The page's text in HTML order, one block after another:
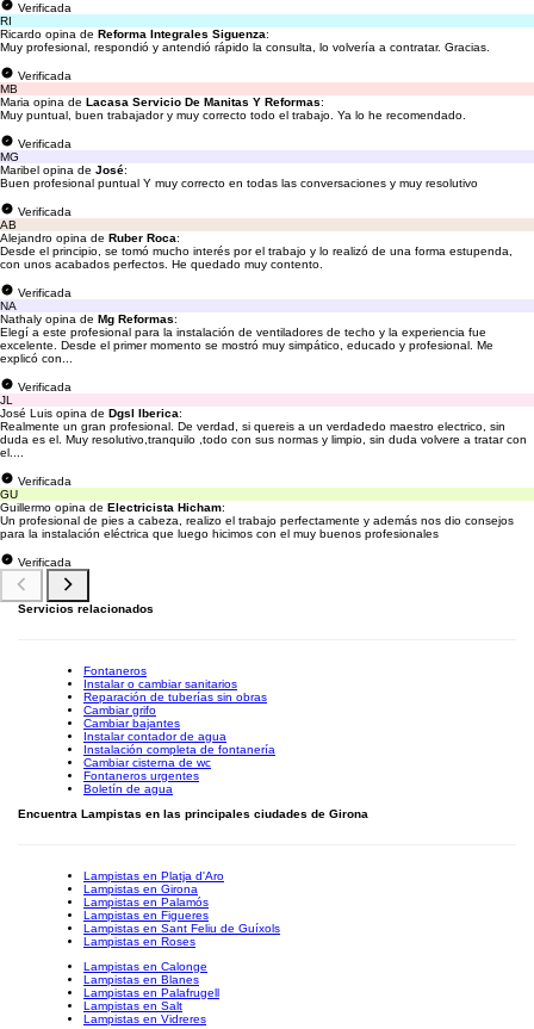
Verificada
RI
Ricardo opina de Reforma Integrales Siguenza:
Muy profesional, respondió y antendió rápido la consulta, lo volvería a contratar. Gracias.
Verificada
MB
Maria opina de Lacasa Servicio De Manitas Y Reformas:
Muy puntual, buen trabajador y muy correcto todo el trabajo. Ya lo he recomendado.
Verificada
MG
Maribel opina de José:
Buen profesional puntual Y muy correcto en todas las conversaciones y muy resolutivo
Verificada
AB
Alejandro opina de Ruber Roca:
Desde el principio, se tomó mucho interés por el trabajo y lo realizó de una forma estupenda,
con unos acabados perfectos. He quedado muy contento.
Verificada
NA
Nathaly opina de Mg Reformas:
Elegí a este profesional para la instalación de ventiladores de techo y la experiencia fue
excelente. Desde el primer momento se mostró muy simpático, educado y profesional. Me
explicó con...
Verificada
JL
José Luis opina de Dgsl Iberica:
Realmente un gran profesional. De verdad, si quereis a un verdadedo maestro electrico, sin
duda es el. Muy resolutivo,tranquilo ,todo con sus normas y limpio, sin duda volvere a tratar con
el....
Verificada
GU
Guillermo opina de Electricista Hicham:
Un profesional de pies a cabeza, realizo el trabajo perfectamente y además nos dio consejos
para la instalación eléctrica que luego hicimos con el muy buenos profesionales
Verificada
Servicios relacionados
Fontaneros
Instalar o cambiar sanitarios
Reparación de tuberías sin obras
Cambiar grifo
Cambiar bajantes
Instalar contador de agua
Instalación completa de fontanería
Cambiar cisterna de wc
Fontaneros urgentes
Boletín de agua
Encuentra Lampistas en las principales ciudades de Girona
Lampistas en Platja d'Aro
Lampistas en Girona
Lampistas en Palamós
Lampistas en Figueres
Lampistas en Sant Feliu de Guíxols
Lampistas en Roses
Lampistas en Calonge
Lampistas en Blanes
Lampistas en Palafrugell
Lampistas en Salt
Lampistas en Vidreres